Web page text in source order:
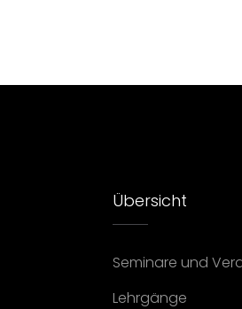
Übersicht
Seminare und
Lehrgänge